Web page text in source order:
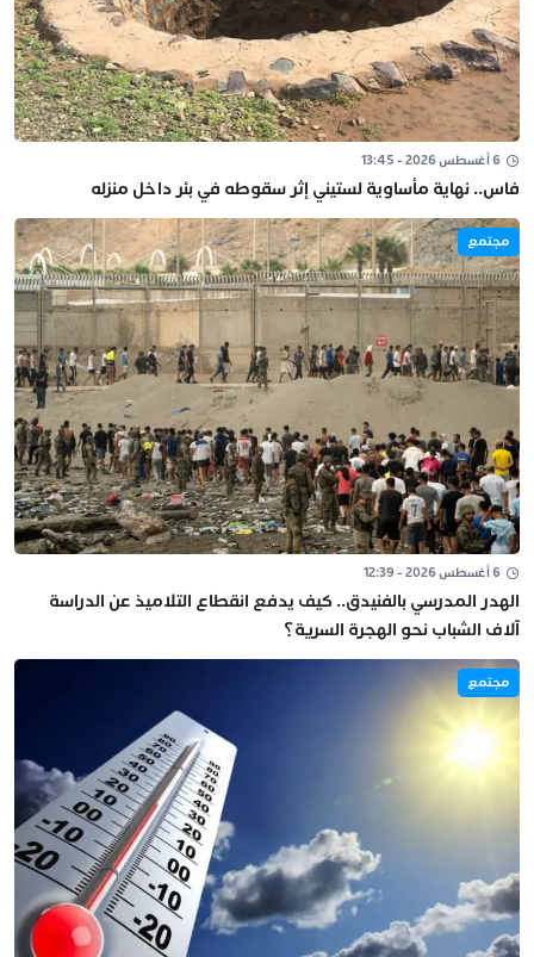
6 أغسطس 2026 - 13:45
فاس.. نهاية مأساوية لستيني إثر سقوطه في بئر داخل منزله
مجتمع
6 أغسطس 2026 - 12:39
الهدر المدرسي بالفنيدق.. كيف يدفع انقطاع التلاميذ عن الدراسة
آلاف الشباب نحو الهجرة السرية؟
مجتمع